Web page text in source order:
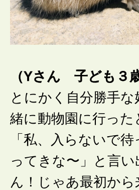
（Yさん 子ども３
とにかく自分勝手
緒に動物園に行っ
「私、入らないで
ってきな〜」と言
ん！じゃあ最初か